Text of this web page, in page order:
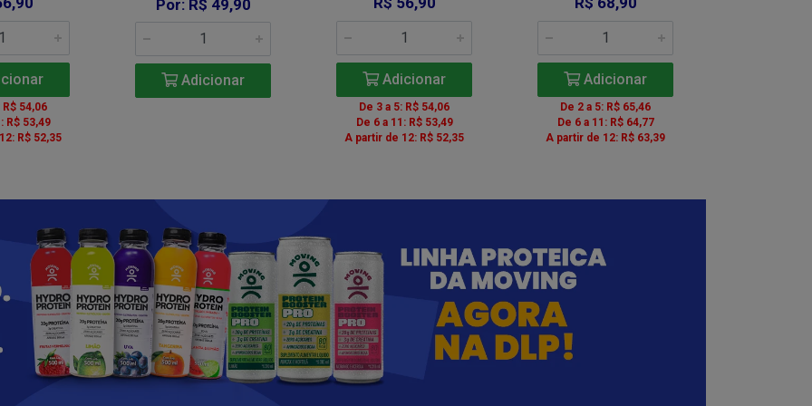
R$ 54,06
R$ 53,49
R$ 52,35
Por: R$ 49,90
Adicionar Adicionar
De 3 a 5: R$ 54,06
De 6 a 11: R$ 53,49
A partir de 12: R$ 52,35
Adicionar
De 2 a 5: R$ 65,46
De 6 a 11: R$ 64,77
A partir de 12: R$ 63,39